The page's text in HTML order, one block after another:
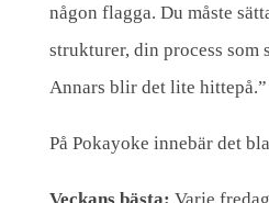
någon flagga. Du måste
strukturer, din process som
Annars blir det lite hittepå.”
På Pokayoke innebär det